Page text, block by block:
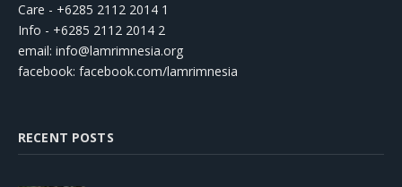
Care - +6285 2112 2014 1
Info - +6285 2112 2014 2
email: info@lamrimnesia.org
facebook: facebook.com/lamrimnesia
RECENT POSTS